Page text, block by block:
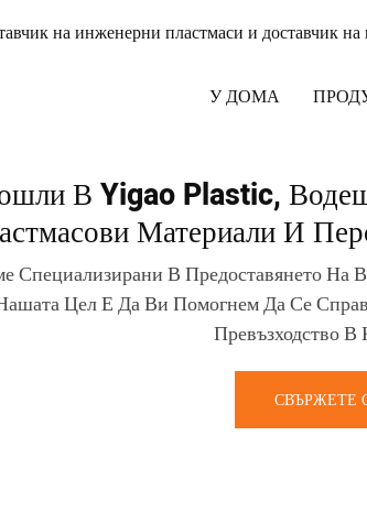
на инженерни пластмаси и доставчик
У ДОМА
В Yigao Plastic,
Материали И
Специализирани В Предоставянето На
Цел Е Да Ви Помогнем Да Се
Превъзходство В
СВЪРЖЕТЕ